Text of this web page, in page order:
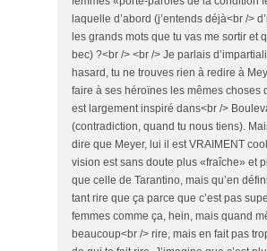
laquelle d’abord (j’entends déjà<br />
les grands mots que tu vas me sortir et
bec) ?<br /> <br /> Je parlais
hasard, tu ne trouves rien à redire à
faire à ses héroïnes les mêmes choses
est largement inspiré dans<br />
(contradiction, quand tu nous tiens).
dire que Meyer, lui il est VRAIMENT
vision est sans doute plus «fraîche» et
que celle de Tarantino, mais qu’en
tant rire que ça parce que c’est pas
femmes comme ça, hein, mais quand
beaucoup<br /> rire, mais en fait pas